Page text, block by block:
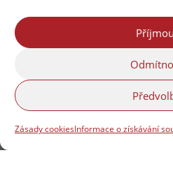
Zásady cookiesInformace o získávání
Obsah webu
Kalendář akcí na
Kontakty & Redakce